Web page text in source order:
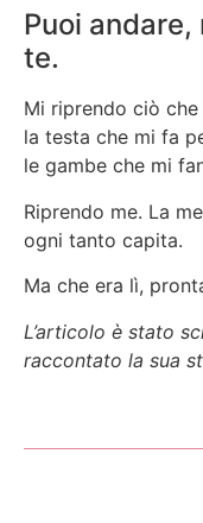
Puoi
te.
Mi riprendo ciò
la testa che mi fa
le gambe che mi
Riprendo me. La
ogni tanto capita.
Ma che era lì,
L’articolo è stato
raccontato la sua